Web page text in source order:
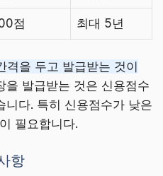
점 최대 5년
격을 두고 발급받는 것이
을 발급받는 것은 신용점수
니다. 특히 신용점수가 낮은
필요합니다.
항